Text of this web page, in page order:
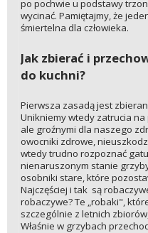
po pochwie u podstawy
wycinać. Pamiętajmy, że
śmiertelna dla człowieka.
Jak zbierać i
do kuchni?
Pierwsza zasadą jest
Unikniemy wtedy zatrucia
ale groźnymi dla naszego
owocniki zdrowe,
wtedy trudno rozpoznać
nienaruszonym stanie
osobniki stare, które
Najczęściej i tak są
robaczywe? Te „robaki",
szczególnie z letnich
Właśnie w grzybach